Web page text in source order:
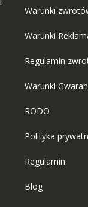
Warunki
Warunki
Regulamin
Warunki
RODO
Polityka
Regulamin
Blog